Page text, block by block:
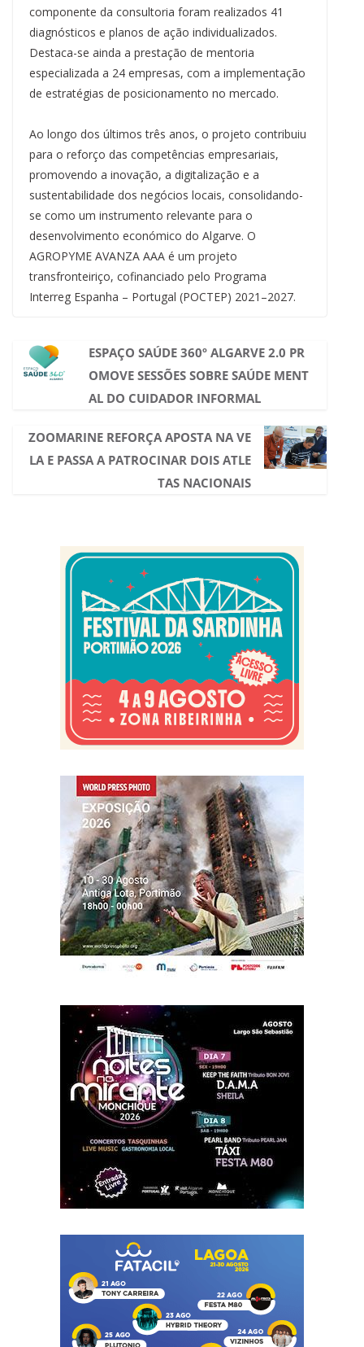
componente da consultoria foram realizados 41
diagnósticos e planos de ação individualizados.
Destaca-se ainda a prestação de mentoria
especializada a 24 empresas, com a implementação
de estratégias de posicionamento no mercado.
Ao longo dos últimos três anos, o projeto contribuiu
para o reforço das competências empresariais,
promovendo a inovação, a digitalização e a
sustentabilidade dos negócios locais, consolidando-
se como um instrumento relevante para o
desenvolvimento económico do Algarve. O
AGROPYME AVANZA AAA é um projeto
transfronteiriço, cofinanciado pelo Programa
Interreg Espanha – Portugal (POCTEP) 2021–2027.
ESPAÇO SAÚDE 360º ALGARVE 2.0 PR
OMOVE SESSÕES SOBRE SAÚDE MENT
AL DO CUIDADOR INFORMAL
ZOOMARINE REFORÇA APOSTA NA VE
LA E PASSA A PATROCINAR DOIS ATLE
TAS NACIONAIS